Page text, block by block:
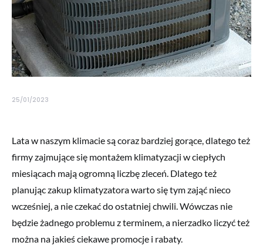
25/01/2023
Lata w naszym klimacie są coraz bardziej gorące, dlatego też
firmy zajmujące się montażem klimatyzacji w ciepłych
miesiącach mają ogromną liczbę zleceń. Dlatego też
planując zakup klimatyzatora warto się tym zająć nieco
wcześniej, a nie czekać do ostatniej chwili. Wówczas nie
będzie żadnego problemu z terminem, a nierzadko liczyć też
można na jakieś ciekawe promocje i rabaty.